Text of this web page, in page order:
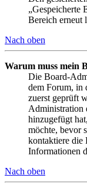
„Gespeicherte
Bereich erneut
Nach oben
Warum muss mein
Die Board-
dem Forum, in
zuerst geprüft
Administration
hinzugefügt
möchte, bevor
kontaktiere die
Informationen
Nach oben